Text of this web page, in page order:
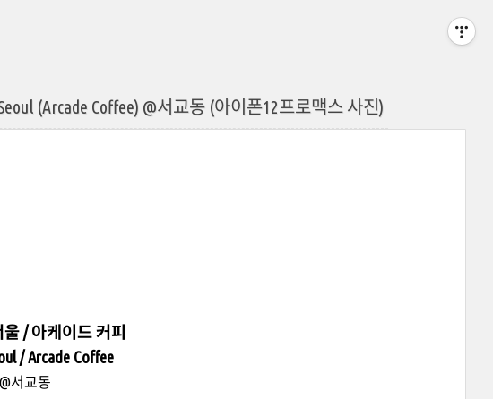
(Arcade Coffee) @서교동 (아이폰12프로맥스 사진)
/ 아케이드 커피
/ Arcade Coffee
@서교동